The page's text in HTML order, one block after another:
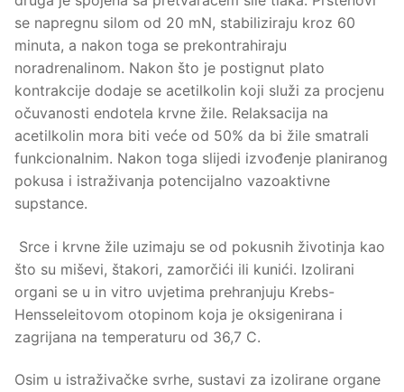
se napregnu silom od 20 mN, stabiliziraju kroz 60
minuta, a nakon toga se prekontrahiraju
noradrenalinom. Nakon što je postignut plato
kontrakcije dodaje se acetilkolin koji služi za procjenu
očuvanosti endotela krvne žile. Relaksacija na
acetilkolin mora biti veće od 50% da bi žile smatrali
funkcionalnim. Nakon toga slijedi izvođenje planiranog
pokusa i istraživanja potencijalno vazoaktivne
supstance.
Srce i krvne žile uzimaju se od pokusnih životinja kao
što su miševi, štakori, zamorčići ili kunići. Izolirani
organi se u in vitro uvjetima prehranjuju Krebs-
Hensseleitovom otopinom koja je oksigenirana i
zagrijana na temperaturu od 36,7 C.
Osim u istraživačke svrhe, sustavi za izolirane organe